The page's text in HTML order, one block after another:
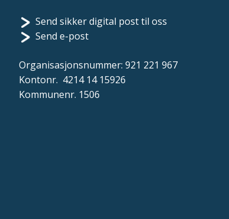
Send sikker digital post til oss
Send e-post
Organisasjonsnummer: 921 221 967
Kontonr. 4214 14 15926
Kommunenr. 1506